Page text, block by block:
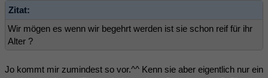
Zitat:
Wir mögen es wenn wir begehrt werden ist sie schon reif für ihr
Alter ?
Jo kommt mir zumindest so vor.^^ Kenn sie aber eigentlich nur ein